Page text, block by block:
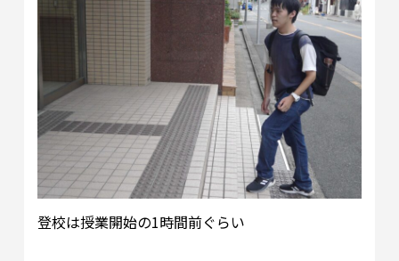
登校は授業開始の1時間前ぐらい